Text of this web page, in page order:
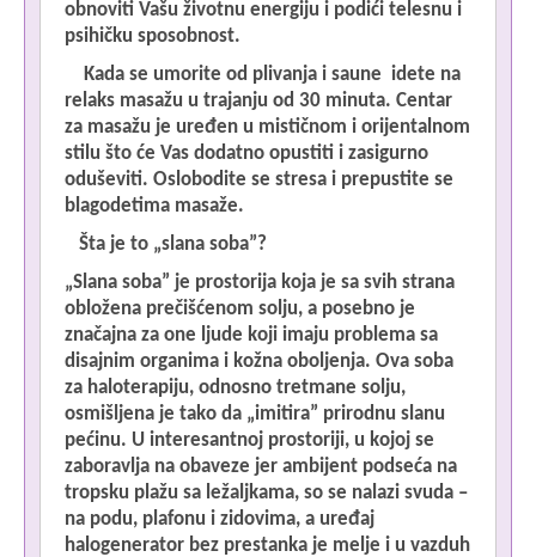
obnoviti Vašu životnu energiju i podići telesnu i
psihičku sposobnost.
Kada se umorite od plivanja i saune idete na
relaks masažu u trajanju od 30 minuta. Centar
za masažu je uređen u mističnom i orijentalnom
stilu što će Vas dodatno opustiti i zasigurno
oduševiti. Oslobodite se stresa i prepustite se
blagodetima masaže.
Šta je to „slana soba”?
„Slana soba” je prostorija koja je sa svih strana
obložena prečišćenom solju, a posebno je
značajna za one ljude koji imaju problema sa
disajnim organima i kožna oboljenja. Ova soba
za haloterapiju, odnosno tretmane solju,
osmišljena je tako da „imitira” prirodnu slanu
pećinu. U interesantnoj prostoriji, u kojoj se
zaboravlja na obaveze jer ambijent podseća na
tropsku plažu sa ležaljkama, so se nalazi svuda –
na podu, plafonu i zidovima, a uređaj
halogenerator bez prestanka je melje i u vazduh